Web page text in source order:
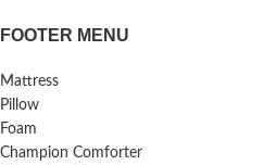
FOOTER MENU
Mattress
Pillow
Foam
Champion Comforter